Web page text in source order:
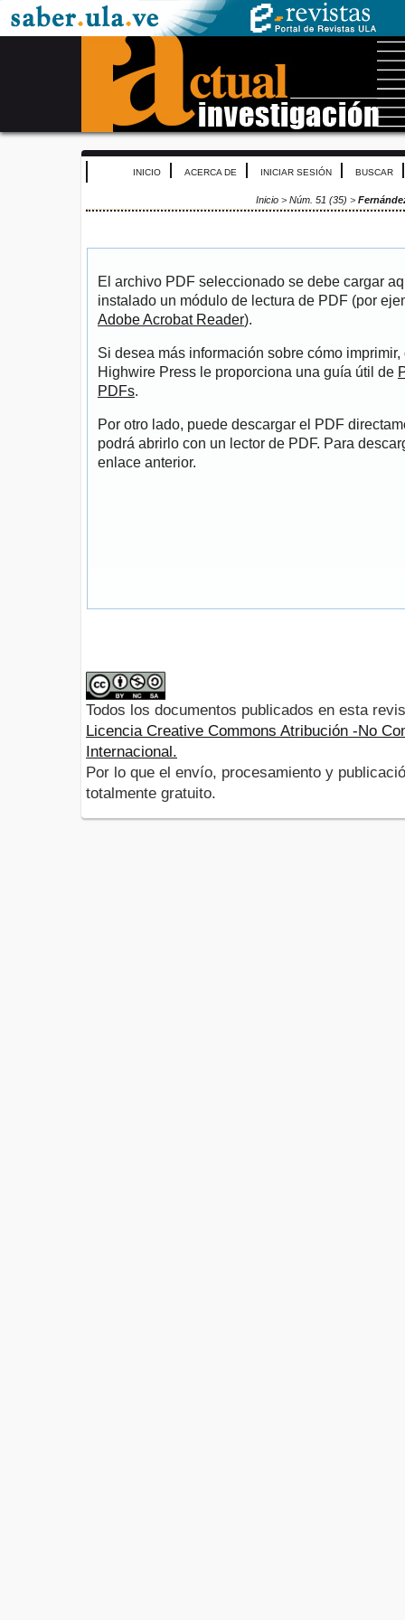
INICIO ACERCA DE INICIAR SESIÓN BUSCAR
Inicio > Núm. 51 (35) >
El archivo PDF seleccionado se debe cargar
instalado un módulo de lectura de PDF (por
Adobe Acrobat Reader).
Si desea más información sobre cómo
Highwire Press le proporciona una guía útil de
PDFs.
Por otro lado, puede descargar el PDF
podrá abrirlo con un lector de PDF. Para
enlace anterior.
Todos los documentos publicados en esta
Licencia Creative Commons Atribución -No
Internacional.
Por lo que el envío, procesamiento y
totalmente gratuito.